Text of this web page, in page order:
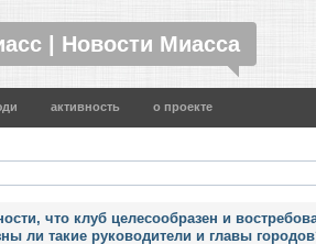
| Новости Миасса
активность о проекте
что клуб целесообразен и
ли такие руководители и главы